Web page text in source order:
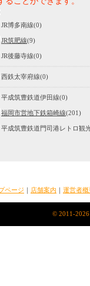
JR博多南線(0)
JR筑肥線(9)
JR後藤寺線(0)
西鉄太宰府線(0)
平成筑豊鉄道伊田線(0)
福岡市営地下鉄箱崎線(201)
平成筑豊鉄道門司港レトロ観
ページ ｜ 店舗案内 ｜ 運営者概
© 2011-2026